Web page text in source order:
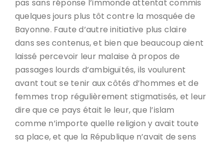
pas sans réponse l’immonde attentat commis
quelques jours plus tôt contre la mosquée de
Bayonne. Faute d’autre initiative plus claire
dans ses contenus, et bien que beaucoup aient
laissé percevoir leur malaise à propos de
passages lourds d’ambiguïtés, ils voulurent
avant tout se tenir aux côtés d’hommes et de
femmes trop régulièrement stigmatisés, et leur
dire que ce pays était le leur, que l’islam
comme n’importe quelle religion y avait toute
sa place, et que la République n’avait de sens